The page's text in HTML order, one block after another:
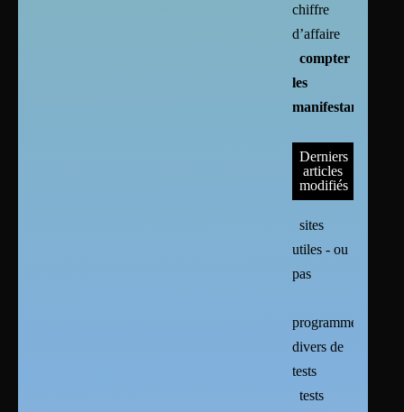
chiffre
d’affaire
compter
les
manifestants
Derniers
articles
modifiés
sites
utiles - ou
pas
programmes
divers de
tests
tests